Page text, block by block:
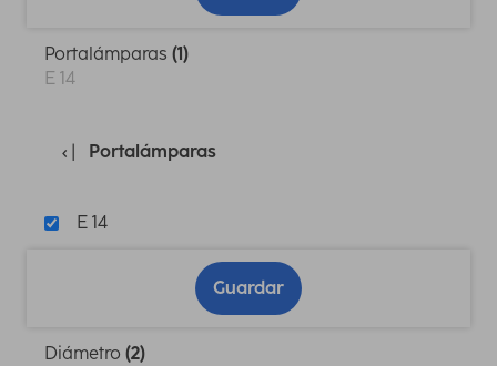
Portalámparas (1)
E 14
Portalámparas
E 14
Guardar
Diámetro (2)